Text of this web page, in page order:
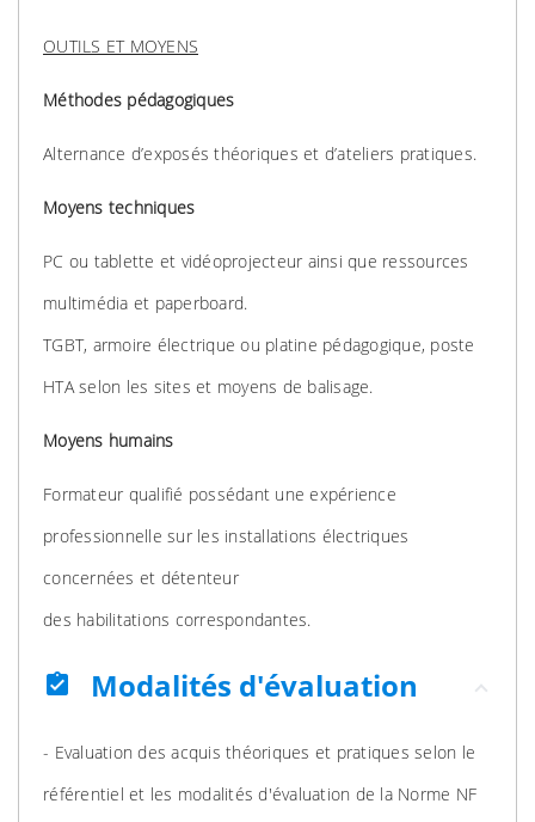
OUTILS ET MOYENS
Méthodes pédagogiques
Alternance d’exposés théoriques et d’ateliers pratiques.
Moyens techniques
PC ou tablette et vidéoprojecteur ainsi que ressources
multimédia et paperboard.
TGBT, armoire électrique ou platine pédagogique, poste
HTA selon les sites et moyens de balisage.
Moyens humains
Formateur qualifié possédant une expérience
professionnelle sur les installations électriques
concernées et détenteur
des habilitations correspondantes.
assignment_turned_in Modalités d'évaluation
- Evaluation des acquis théoriques et pratiques selon le
référentiel et les modalités d'évaluation de la Norme NF